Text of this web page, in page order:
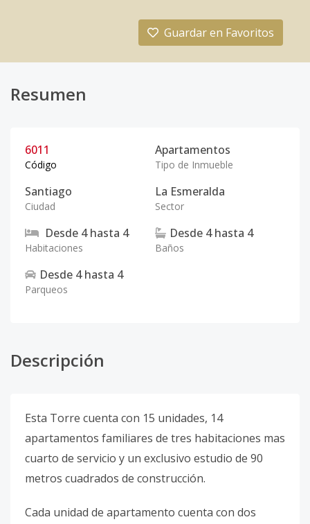
Guardar en Favoritos
Resumen
6011
Código
Apartamentos
Tipo de Inmueble
Santiago
Ciudad
La Esmeralda
Sector
Desde 4hasta 4
Habitaciones
Desde 4hasta 4
Baños
Desde 4hasta 4
Parqueos
Descripción
Esta Torre cuenta con 15 unidades, 14
apartamentos familiares de tres habitaciones mas
cuarto de servicio y un exclusivo estudio de 90
metros cuadrados de construcción.
Cada unidad de apartamento cuenta con dos